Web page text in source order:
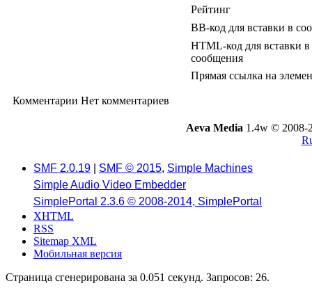
Рейтинг
BB-код для вставки в
HTML-код для вставки в
сообщения
Прямая ссылка на
Комментарии Нет комментариев
Aeva Media 1.4w © 2008-
SMF 2.0.19 SMF © 2015, Simple Machines
Simple Audio Video Embedder
SimplePortal 2.3.6 © 2008-2014, SimplePortal
XHTML
RSS
Sitemap XML
Мобильная версия
Страница сгенерирована за 0.051 секунд. Запросов: 26.